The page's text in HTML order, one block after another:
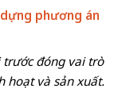
phương án
trước đóng vai trò
hoạt và sản xuất.